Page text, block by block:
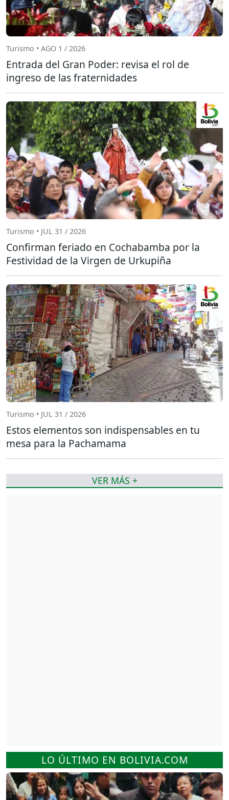
LO ÚLTIMO EN BOLIVIA.COM
Turismo • AGO 1 / 2026
Entrada del Gran Poder: revisa el rol de
ingreso de las fraternidades
Turismo • JUL 31 / 2026
Confirman feriado en Cochabamba por la
Festividad de la Virgen de Urkupiña
Turismo • JUL 31 / 2026
Estos elementos son indispensables en tu
mesa para la Pachamama
VER MÁS +